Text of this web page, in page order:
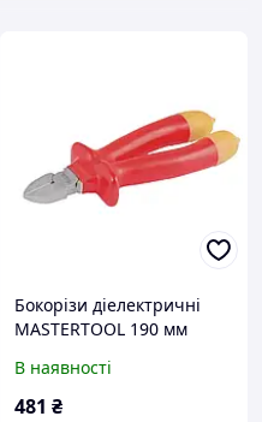
Бокорізи діелектричні
MASTERTOOL 190 мм
1190
В наявності
481 ₴